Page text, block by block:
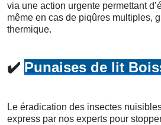
via une action urgente permettant
même en cas de piqûres multiples,
thermique.
✔️ Punaises de lit
Le éradication des insectes
express par nos experts pour